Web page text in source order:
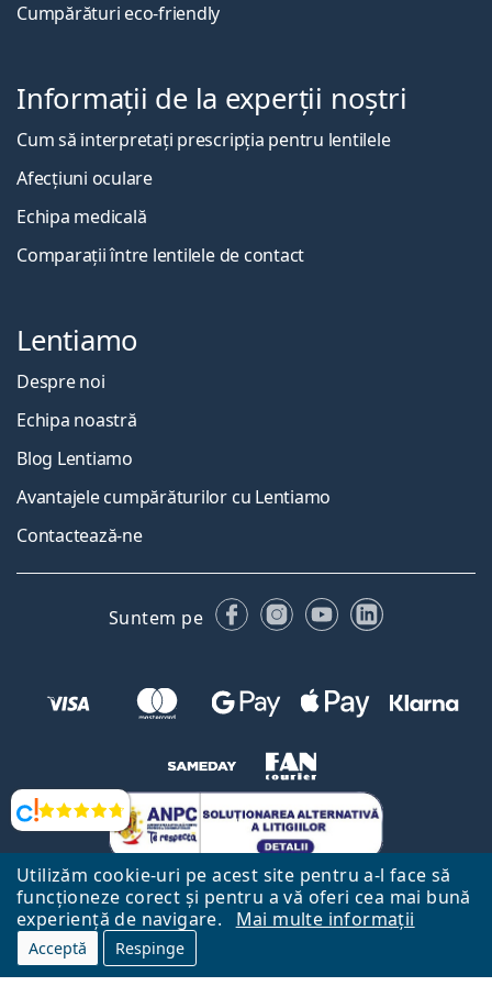
Utilizăm cookie-uri pe acest site pentru a-l face să
funcționeze corect și pentru a vă oferi cea mai bună
experiență de navigare.
Mai multe informații
Acceptă Respinge
Opinii
Cumpărături eco-friendly
Informații de la experții noștri
Cum să interpretați prescripția pentru lentilele
Afecțiuni oculare
Echipa medicală
Comparații între lentilele de contact
Lentiamo
Despre noi
Echipa noastră
Blog Lentiamo
Avantajele cumpărăturilor cu Lentiamo
Contactează-ne
Suntem pe FacebookInstagram
YouTubeLinkedIn
Către Pagina Principală Mai sus